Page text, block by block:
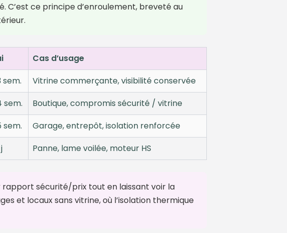
C’est ce principe d’enroulement, breveté au
Cas d’usage
sem.
Vitrine commerçante, visibilité conservée
sem.
Boutique, compromis sécurité / vitrine
sem.
Garage, entrepôt, isolation renforcée
Panne, lame voilée, moteur HS
sécurité/prix tout en laissant voir la
et locaux sans vitrine, où l’isolation thermique